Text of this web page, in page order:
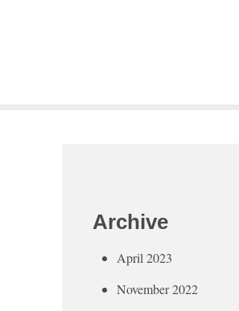
Archive
April 2023
November 2022